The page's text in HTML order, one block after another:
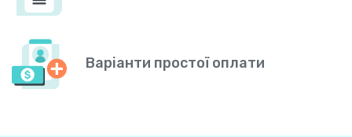
Варіанти простої оплати